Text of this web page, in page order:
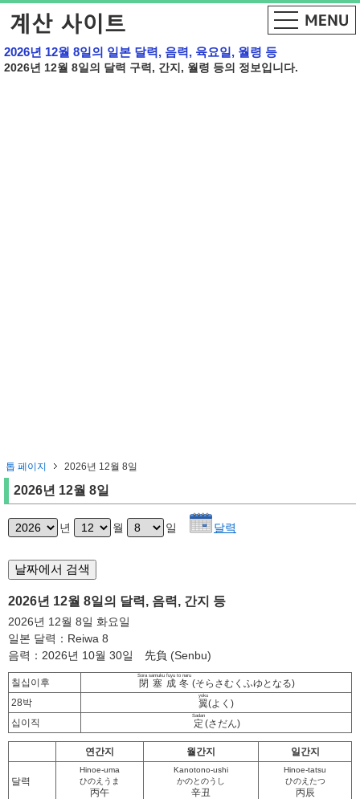
2026년 12월 8일의 일본 달력, 음력, 육요일, 월령 등
2026년 12월 8일의 달력 구력, 간지, 월령 등의 정보입니다.
톱 페이지 2026년 12월 8일
2026년 12월 8일
년 월 일 달력
2026년 12월 8일의 달력, 음력, 간지 등
2026년 12월 8일 화요일
일본 달력：Reiwa 8
음력：2026년 10월 30일 先負 (Senbu)
칠십이후 閉塞成冬
Sora samuku fuyu to naru
(そらさむくふゆとなる)
28박
翼
yoku
(よく)
십이직
定
Sadan
(さだん)
연간지 월간지 일간지
달력
Hinoe-uma
ひのえうま
丙午
Kanotono-ushi
かのとのうし
辛丑
Hinoe-tatsu
ひのえたつ
丙辰